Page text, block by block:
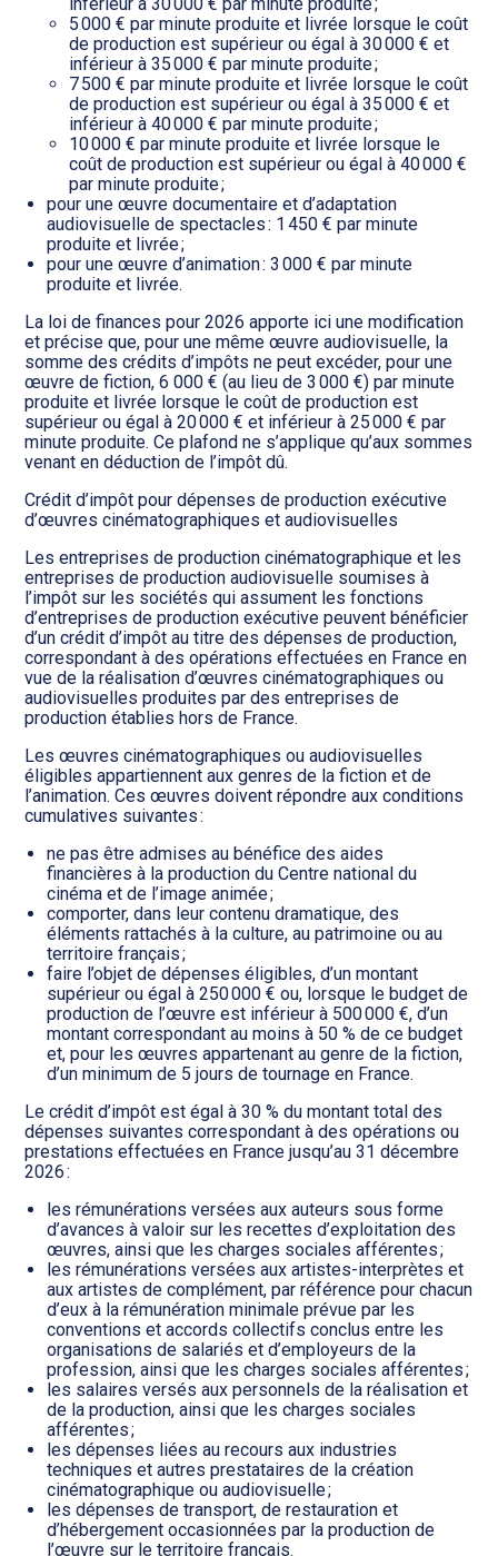
5 000 € par minute produite et livrée lorsque le coût
de production est supérieur ou égal à 30 000 € et
inférieur à 35 000 € par minute produite ;
7 500 € par minute produite et livrée lorsque le coût
de production est supérieur ou égal à 35 000 € et
inférieur à 40 000 € par minute produite ;
10 000 € par minute produite et livrée lorsque le
coût de production est supérieur ou égal à 40 000 €
par minute produite ;
pour une œuvre documentaire et d’adaptation
audiovisuelle de spectacles : 1 450 € par minute
produite et livrée ;
pour une œuvre d’animation : 3 000 € par minute
produite et livrée.
La loi de finances pour 2026 apporte ici une modification
et précise que, pour une même œuvre audiovisuelle, la
somme des crédits d’impôts ne peut excéder, pour une
œuvre de fiction, 6 000 € (au lieu de 3 000 €) par minute
produite et livrée lorsque le coût de production est
supérieur ou égal à 20 000 € et inférieur à 25 000 € par
minute produite. Ce plafond ne s’applique qu’aux sommes
venant en déduction de l’impôt dû.
Crédit d’impôt pour dépenses de production exécutive
d’œuvres cinématographiques et audiovisuelles
Les entreprises de production cinématographique et les
entreprises de production audiovisuelle soumises à
l’impôt sur les sociétés qui assument les fonctions
d’entreprises de production exécutive peuvent bénéficier
d’un crédit d’impôt au titre des dépenses de production,
correspondant à des opérations effectuées en France en
vue de la réalisation d’œuvres cinématographiques ou
audiovisuelles produites par des entreprises de
production établies hors de France.
Les œuvres cinématographiques ou audiovisuelles
éligibles appartiennent aux genres de la fiction et de
l’animation. Ces œuvres doivent répondre aux conditions
cumulatives suivantes :
ne pas être admises au bénéfice des aides
financières à la production du Centre national du
cinéma et de l’image animée ;
comporter, dans leur contenu dramatique, des
éléments rattachés à la culture, au patrimoine ou au
territoire français ;
faire l’objet de dépenses éligibles, d’un montant
supérieur ou égal à 250 000 € ou, lorsque le budget de
production de l’œuvre est inférieur à 500 000 €, d’un
montant correspondant au moins à 50 % de ce budget
et, pour les œuvres appartenant au genre de la fiction,
d’un minimum de 5 jours de tournage en France.
Le crédit d’impôt est égal à 30 % du montant total des
dépenses suivantes correspondant à des opérations ou
prestations effectuées en France jusqu’au 31 décembre
2026 :
les rémunérations versées aux auteurs sous forme
d’avances à valoir sur les recettes d’exploitation des
œuvres, ainsi que les charges sociales afférentes ;
les rémunérations versées aux artistes-interprètes et
aux artistes de complément, par référence pour chacun
d’eux à la rémunération minimale prévue par les
conventions et accords collectifs conclus entre les
organisations de salariés et d’employeurs de la
profession, ainsi que les charges sociales afférentes ;
les salaires versés aux personnels de la réalisation et
de la production, ainsi que les charges sociales
afférentes ;
les dépenses liées au recours aux industries
techniques et autres prestataires de la création
cinématographique ou audiovisuelle ;
les dépenses de transport, de restauration et
d’hébergement occasionnées par la production de
l’œuvre sur le territoire français.